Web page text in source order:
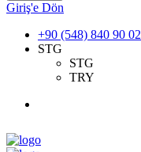
Giriş'e Dön
+90 (548) 840 90 02
STG
STG
TRY